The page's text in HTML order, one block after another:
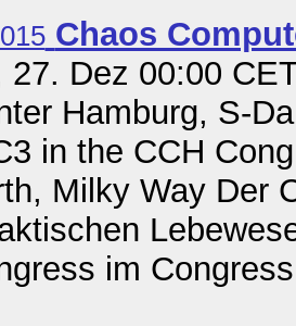
Chaos
27. Dez 00:00
Hamburg, S-
in the CCH
Milky Way Der
im